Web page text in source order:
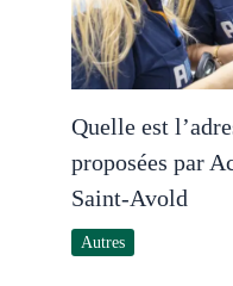
Quelle est
proposées par
Saint-Avold
Autres